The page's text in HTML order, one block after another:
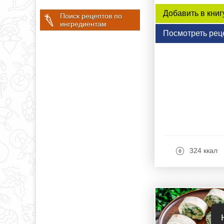
Поиск рецептов по
ингредиентам
Добавить в
Посмотреть
324 ккал